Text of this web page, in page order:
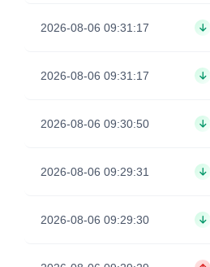
2026-08-06 09:31:17
2026-08-06 09:31:17
2026-08-06 09:30:50
2026-08-06 09:29:31
2026-08-06 09:29:30